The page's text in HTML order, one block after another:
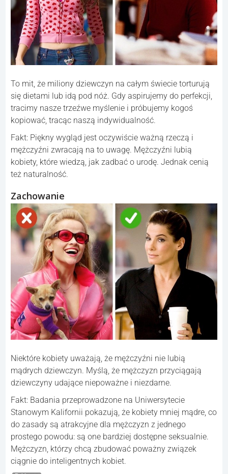
To mit, że miliony dziewczyn na całym świecie torturują
się dietami lub idą pod nóż. Gdy aspirujemy do perfekcji,
tracimy nasze trzeźwe myślenie i próbujemy kogoś
kopiować, tracąc naszą indywidualność.
Fakt: Piękny wygląd jest oczywiście ważną rzeczą i
mężczyźni zwracają na to uwagę. Mężczyźni lubią
kobiety, które wiedzą, jak zadbać o urodę. Jednak cenią
też naturalność.
Zachowanie
Niektóre kobiety uważają, że mężczyźni nie lubią
mądrych dziewczyn. Myślą, że mężczyzn przyciągają
dziewczyny udające niepoważne i niezdarne.
Fakt: Badania przeprowadzone na Uniwersytecie
Stanowym Kalifornii pokazują, że kobiety mniej mądre, co
do zasady są atrakcyjne dla mężczyzn z jednego
prostego powodu: są one bardziej dostępne seksualnie.
Mężczyzn, którzy chcą zbudować poważny związek
ciągnie do inteligentnych kobiet.